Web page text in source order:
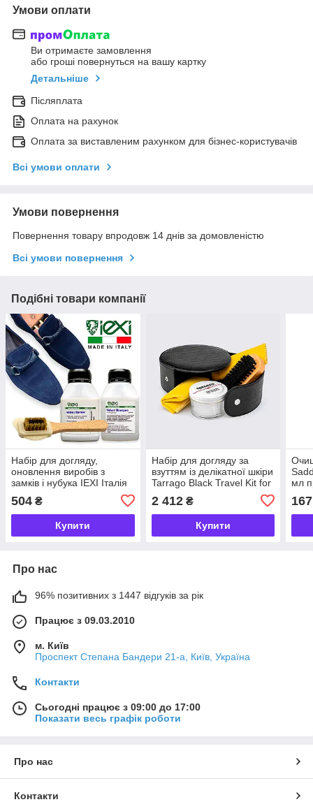
Умови оплати
Ви отримаєте замовлення
або гроші повернуться на вашу картку
Детальніше
Післяплата
Оплата на рахунок
Оплата за виставленим рахунком для бізнес-користувачів
Всі умови оплати
Умови повернення
Повернення товару впродовж 14 днів за домовленістю
Всі умови повернення
Подібні товари компанії
Набір для догляду,
оновлення виробів з
замків і нубука IEXI Італія
504 ₴
Купити
Набір для догляду за
взуттям із делікатної шкіри
Tarrago Black Travel Kit for
2 412₴
Купити
мл
167
Про нас
96% позитивних з 1447 відгуків за рік
Працює з 09.03.2010
м. Київ
Проспект Степана Бандери 21-а, Київ, Україна
Контакти
Сьогодні працює з 09:00 до 17:00
Показати весь графік роботи
Про нас
Контакти